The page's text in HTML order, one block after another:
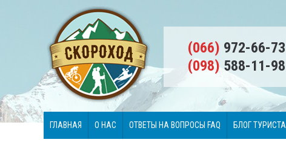
(066) 972-66-73
(098)588-11-98
ГЛАВНАЯ О НАС ОТВЕТЫ НА ВОПРОСЫ FAQ БЛОГ ТУРИСТА